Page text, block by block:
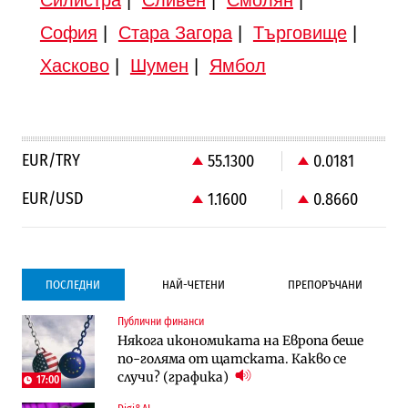
София
Стара Загора| Търговище|
Хасково| Шумен Ямбол
EUR/TRY 55.1300
0.0181
EUR/USD
1.1600 0.8660
ПОСЛЕДНИ НАЙ-ЧЕТЕНИ ПРЕПОРЪЧАНИ
17:00
Публични финанси
Някога икономиката на Европа беше
по-голяма от щатската. Какво се
случи? (графика)
Градоустройство
Столична община избра изпълнител за
преместването на трамвайното
трасе по бул. „Скобелев“
Компании
Vivacom предлага над 150 устройства с
90% отстъпка през август